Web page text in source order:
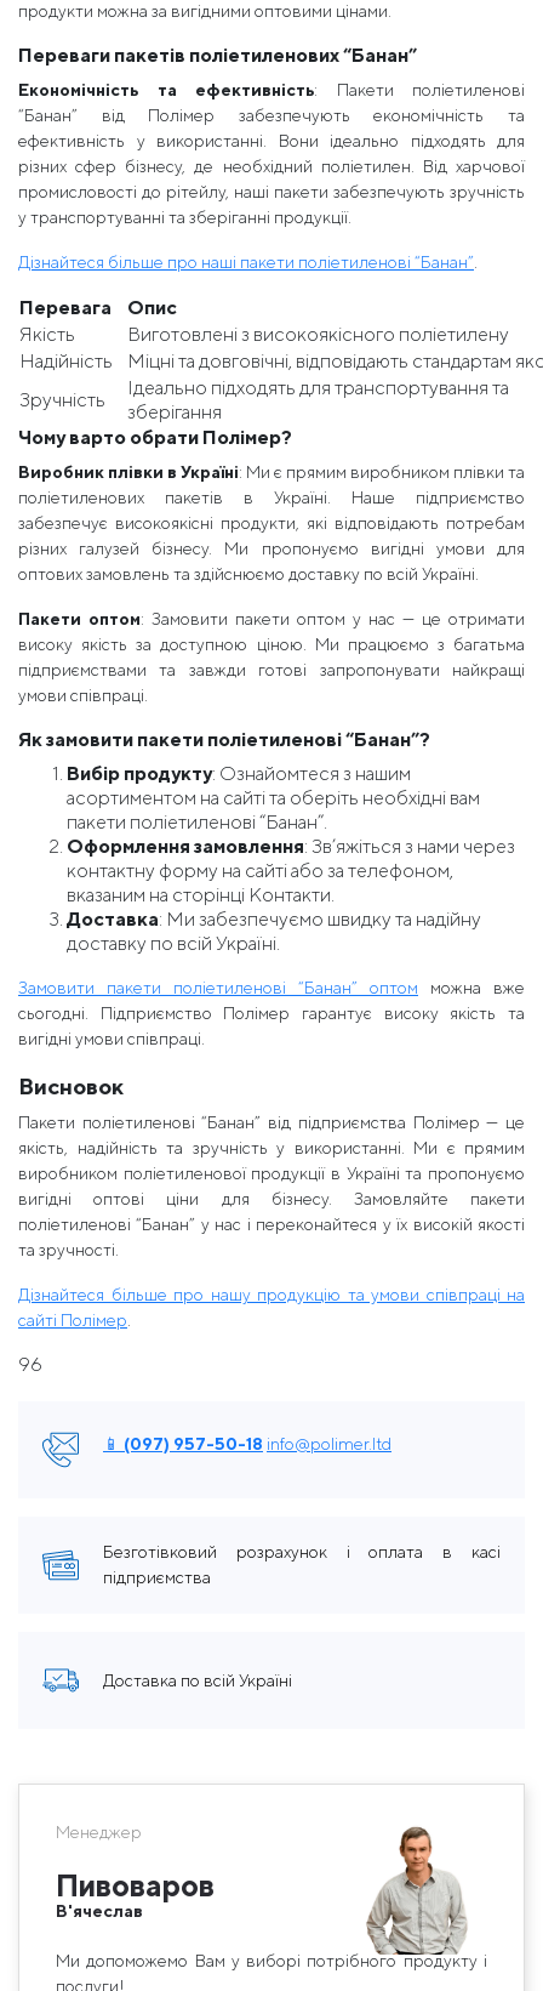
продукти можна за вигідними оптовими цінами.
Переваги пакетів поліетиленових “Банан”
Економічність та ефективність: Пакети поліетиленові
“Банан” від Полімер забезпечують економічність та
ефективність у використанні. Вони ідеально підходять для
різних сфер бізнесу, де необхідний поліетилен. Від харчової
промисловості до рітейлу, наші пакети забезпечують зручність
у транспортуванні та зберіганні продукції.
Дізнайтеся більше про наші пакети поліетиленові “Банан”
Перевага
Опис
Якість
Виготовлені з високоякісного поліетилену
Надійність
Міцні та довговічні, відповідають стандартам
Зручність
Ідеально підходять для транспортування та
зберігання
Чому варто обрати Полімер?
Виробник плівки в Україні: Ми є прямим виробником плівки та
поліетиленових пакетів в Україні. Наше підприємство
забезпечує високоякісні продукти, які відповідають потребам
різних галузей бізнесу. Ми пропонуємо вигідні умови для
оптових замовлень та здійснюємо доставку по всій Україні.
Пакети оптом: Замовити пакети оптом у нас — це отримати
високу якість за доступною ціною. Ми працюємо з багатьма
підприємствами та завжди готові запропонувати найкращі
умови співпраці.
Як замовити пакети поліетиленові “Банан”?
Вибір продукту: Ознайомтеся з нашим
асортиментом на сайті та оберіть необхідні вам
пакети поліетиленові “Банан”.
Оформлення замовлення: Зв’яжіться з нами через
контактну форму на сайті або за телефоном,
вказаним на сторінці Контакти.
Доставка: Ми забезпечуємо швидку та надійну
доставку по всій Україні.
Замовити пакети поліетиленові “Банан” оптом можна вже
сьогодні. Підприємство Полімер гарантує високу якість та
вигідні умови співпраці.
Висновок
Пакети поліетиленові “Банан” від підприємства Полімер — це
якість, надійність та зручність у використанні. Ми є прямим
виробником поліетиленової продукції в Україні та пропонуємо
вигідні оптові ціни для бізнесу. Замовляйте пакети
поліетиленові “Банан” у нас і переконайтеся у їх високій якості
та зручності.
Дізнайтеся більше про нашу продукцію та умови співпраці на
сайті Полімер
96
📱 (097) 957-50-18 info@polimer.ltd
Безготівковий розрахунок і оплата в касі
підприємства
Доставка по всій Україні
Менеджер
Пивоваров
В'ячеслав
Ми допоможемо Вам у виборі потрібного продукту і
послуги!